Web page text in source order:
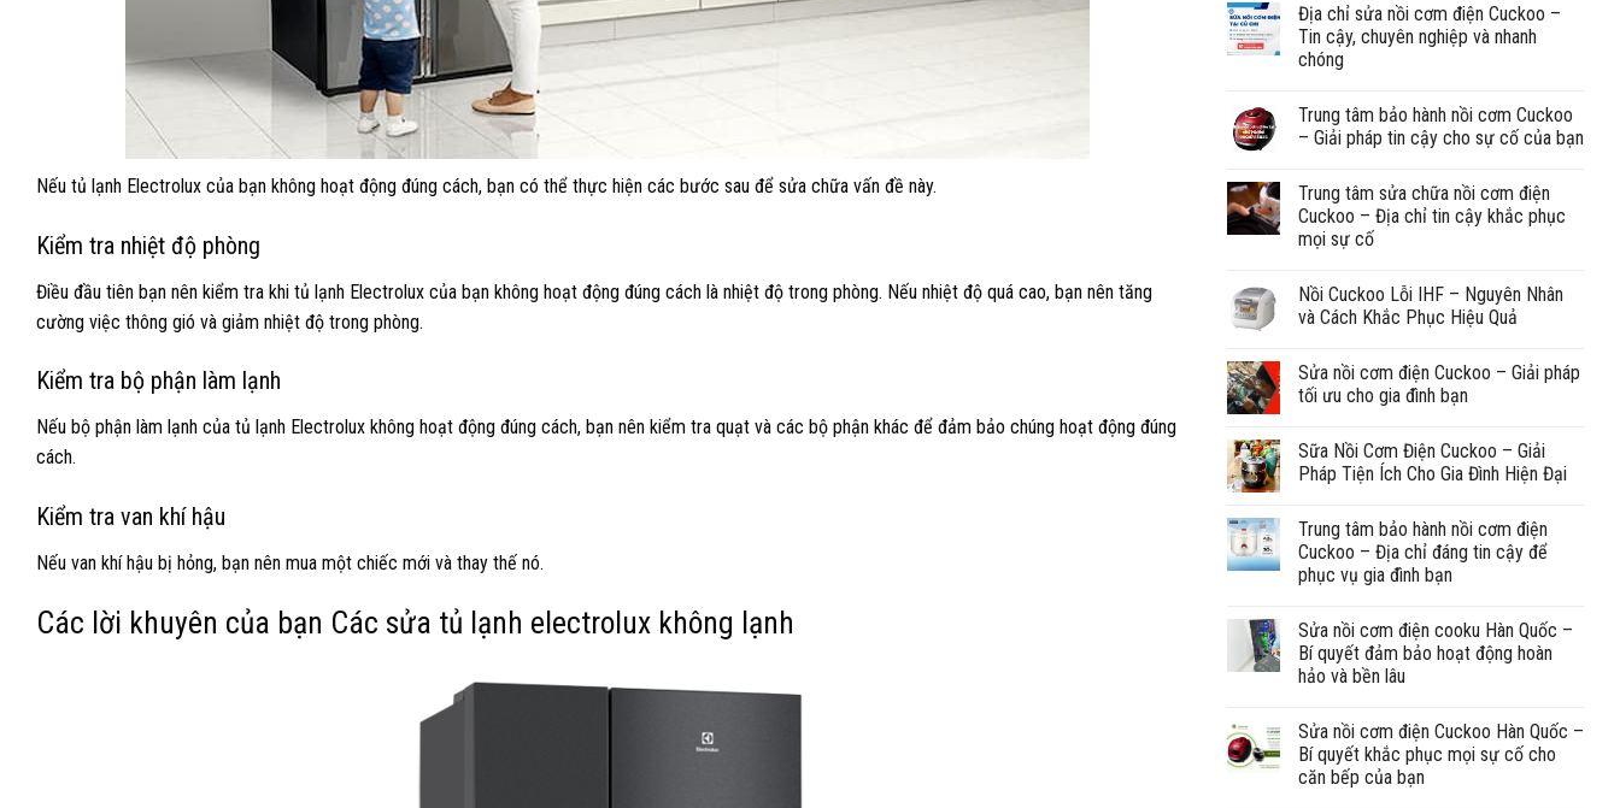
Nếu tủ lạnh Electrolux của bạn không hoạt động đúng cách, bạn có thể thực hiện các bước sau để sửa chữa vấn đề này.
Kiểm tra nhiệt độ phòng
Điều đầu tiên bạn nên kiểm tra khi tủ lạnh Electrolux của bạn không hoạt động đúng cách là nhiệt độ trong phòng. Nếu nhiệt độ quá cao, bạn nên tăng
cường việc thông gió và giảm nhiệt độ trong phòng.
Kiểm tra bộ phận làm lạnh
Nếu bộ phận làm lạnh của tủ lạnh Electrolux không hoạt động đúng cách, bạn nên kiểm tra quạt và các bộ phận khác để đảm bảo chúng hoạt động đúng
cách.
Kiểm tra van khí hậu
Nếu van khí hậu bị hỏng, bạn nên mua một chiếc mới và thay thế nó.
Các lời khuyên của bạn Các sửa tủ lạnh electrolux không lạnh
Địa chỉ sửa nồi cơm điện Cuckoo –
Tin cậy, chuyên nghiệp và nhanh
chóng
Trung tâm bảo hành nồi cơm Cuckoo
– Giải pháp tin cậy cho sự cố của bạn
Trung tâm sửa chữa nồi cơm điện
Cuckoo – Địa chỉ tin cậy khắc phục
mọi sự cố
Nồi Cuckoo Lỗi IHF – Nguyên Nhân
và Cách Khắc Phục Hiệu Quả
Sửa nồi cơm điện Cuckoo – Giải pháp
tối ưu cho gia đình bạn
Sữa Nồi Cơm Điện Cuckoo – Giải
Pháp Tiện Ích Cho Gia Đình Hiện Đại
Trung tâm bảo hành nồi cơm điện
Cuckoo – Địa chỉ đáng tin cậy để
phục vụ gia đình bạn
Sửa nồi cơm điện cooku Hàn Quốc –
Bí quyết đảm bảo hoạt động hoàn
hảo và bền lâu
Sửa nồi cơm điện Cuckoo Hàn Quốc –
Bí quyết khắc phục mọi sự cố cho
căn bếp của bạn